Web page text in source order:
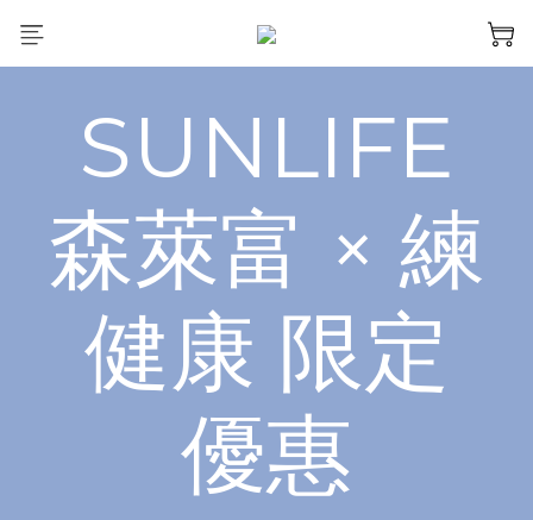
SUNLIFE
森萊富 × 練
健康 限定
優惠